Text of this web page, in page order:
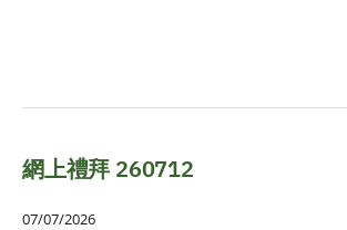
網上禮拜 260712
07/07/2026